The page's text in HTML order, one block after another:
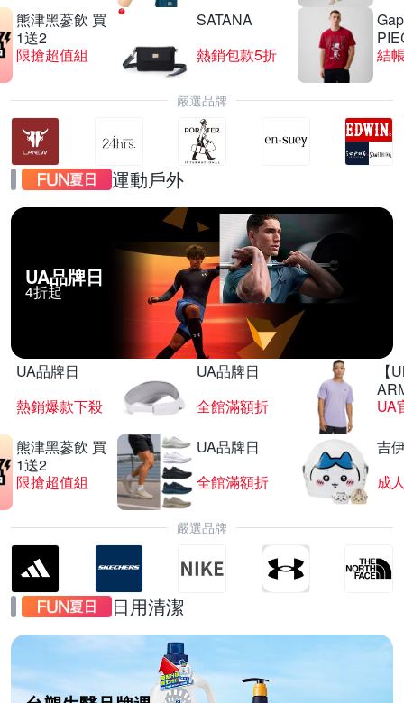
熊津黑蔘飲 買
1送2
限搶超值組
SATANA
熱銷包款5折
結
嚴選品牌
運動戶外
UA品牌日
4折起
UA品牌日
熱銷爆款下殺
UA品牌日
全館滿額折
【
UA
熊津黑蔘飲 買
1送2
限搶超值組
UA品牌日
全館滿額折
吉
嚴選品牌
日用清潔